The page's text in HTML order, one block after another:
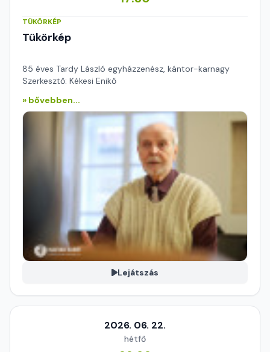
TÜKÖRKÉP
Tükörkép
85 éves Tardy László egyházzenész, kántor-karnagy
Szerkesztő: Kékesi Enikő
» bővebben...
Lejátszás
2026. 06. 22.
hétfő